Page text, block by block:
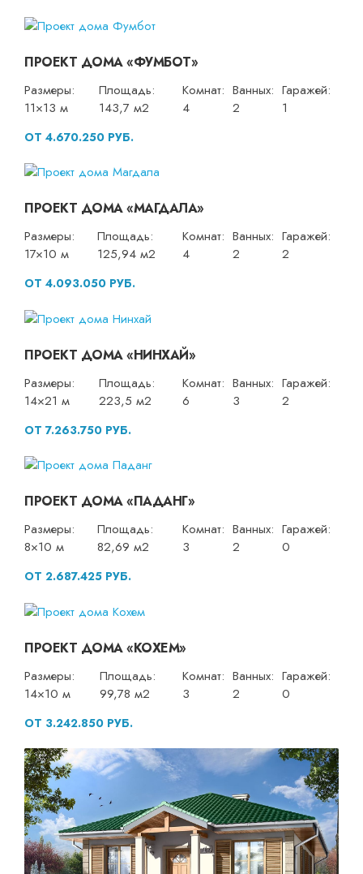
ПРОЕКТ ДОМА «ФУМБОТ»
Размеры:
11×13 м
Площадь:
143,7 м2
Комнат:
4
Ванных:
2
Гаражей:
1
ОТ 4.670.250 РУБ.
ПРОЕКТ ДОМА «МАГДАЛА»
Размеры:
17×10 м
Площадь:
125,94 м2
Комнат:
4
Ванных:
2
Гаражей:
2
ОТ 4.093.050 РУБ.
ПРОЕКТ ДОМА «НИНХАЙ»
Размеры:
14×21 м
Площадь:
223,5 м2
Комнат:
6
Ванных:
3
Гаражей:
2
ОТ 7.263.750 РУБ.
ПРОЕКТ ДОМА «ПАДАНГ»
Размеры:
8×10 м
Площадь:
82,69 м2
Комнат:
3
Ванных:
2
Гаражей:
0
ОТ 2.687.425 РУБ.
ПРОЕКТ ДОМА «КОХЕМ»
Размеры:
14×10 м
Площадь:
99,78 м2
Комнат:
3
Ванных:
2
Гаражей:
0
ОТ 3.242.850 РУБ.